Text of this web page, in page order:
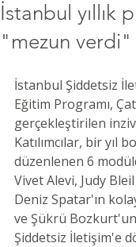
İstanbul yıllık
"mezun verdi"
İstanbul Şiddetsiz
Eğitim Programı,
gerçekleştirilen
Katılımcılar, bir yıl
düzenlenen 6
Vivet Alevi, Judy
Deniz Spatar'ın
ve Şükrü Bozkurt'un
Şiddetsiz İletişim'e